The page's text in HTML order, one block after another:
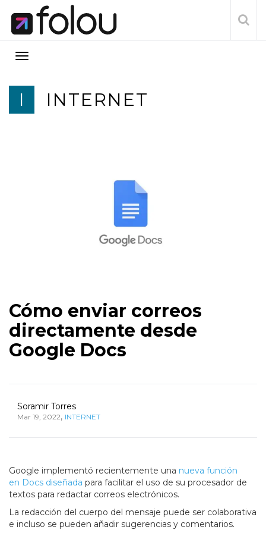
I INTERNET
Cómo enviar correos
directamente desde
Google Docs
Soramir Torres
Mar 19, 2022, INTERNET
Google implementó recientemente una nueva función
en Docs diseñada para facilitar el uso de su procesador de
textos para redactar correos electrónicos.
La redacción del cuerpo del mensaje puede ser colaborativa
e incluso se pueden añadir sugerencias y comentarios.